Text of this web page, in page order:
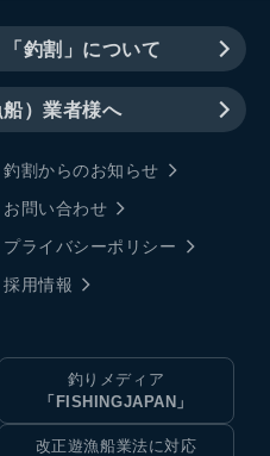
釣割」について
）業者様へ
釣割からのお知らせ
お問い合わせ
プライバシーポリシー
採用情報
釣りメディア
「FISHINGJAPAN」
改正遊漁船業法に対応